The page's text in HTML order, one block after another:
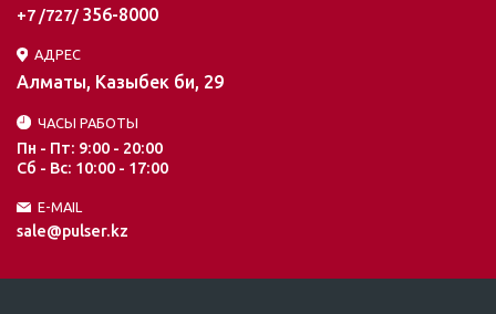
+7 /727/ 356-8000
АДРЕС
Алматы, Казыбек би, 29
ЧАСЫ РАБОТЫ
Пн - Пт: 9:00 - 20:00
Сб - Вс: 10:00 - 17:00
E-MAIL
sale@pulser.kz